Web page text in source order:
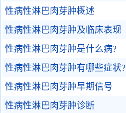
性病性淋巴肉芽肿概述
性病性淋巴肉芽肿及临床表现
性病性淋巴肉芽肿是什么病?
性病性淋巴肉芽肿有哪些症状?
性病性淋巴肉芽肿早期信号
性病性淋巴肉芽肿诊断